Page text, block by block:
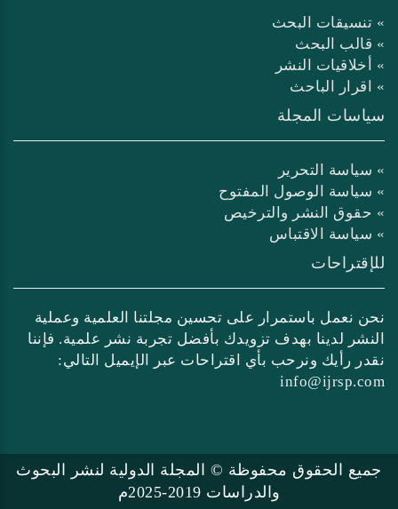
» تنسيقات البحث
» قالب البحث
» أخلاقيات النشر
» اقرار الباحث
سياسات المجلة
» سياسة التحرير
» سياسة الوصول المفتوح
» حقوق النشر والترخيص
» سياسة الاقتباس
للإقتراحات
نحن نعمل باستمرار على تحسين مجلتنا العلمية وعملية
النشر لدينا بهدف تزويدك بأفضل تجربة نشر علمية. فإننا
نقدر رأيك ونرحب بأي اقتراحات عبر الإيميل التالي:
info@ijrsp.com
جميع الحقوق محفوظة © المجلة الدولية لنشر البحوث
والدراسات 2019-2025م